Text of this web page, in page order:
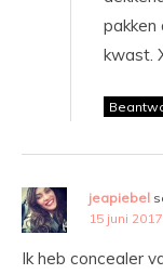
pakken
kwast.
jeapiebel
15 juni
Ik heb concealer